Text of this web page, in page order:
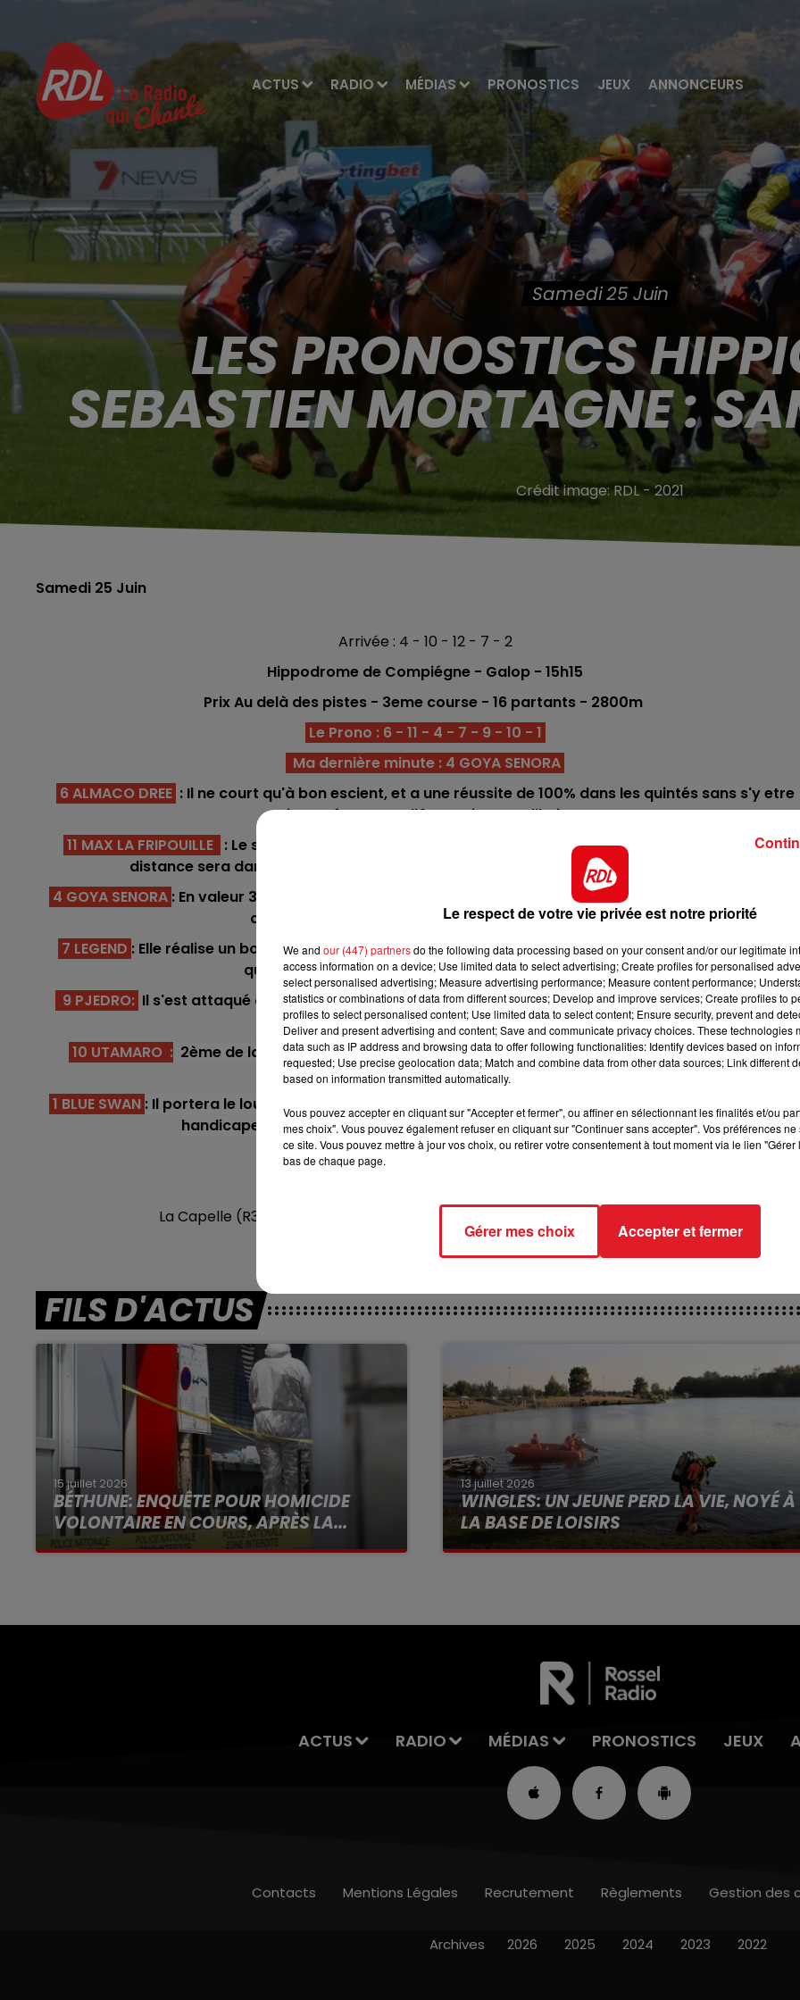
ACTUS RADIO MÉDIAS PRONOSTICS JEUX ANNONCEURS
RDL WEEK-END
10h00 - 12h00
Samedi 25 Juin
LES PRONOSTICS
SEBASTIEN MORTAGNE :
Crédit image:RDL - 2021
Samedi 25 Juin
Arrivée : 4 - 10 - 12 - 7 - 2
Hippodrome de Compiégne - Galop - 15h15
Prix Au delà des pistes - 3eme course -16 partants - 2800m
Le Prono : 6 - 11 - 4 - 7 - 9 - 10 - 1
Ma dernière minute : 4 GOYA SENORA
6 ALMACO DREE : Il ne court qu'à bon escient, et a une réussite de 100% dans les quintés sans s'y etre
imposé. Ca peut l'être aujourourd'hui.
11 MAX LA FRIPOUILLE : Le spécialiste de Compiègne, il a encore à 10 ans de beaux restes. La longue
distance sera dans ses cordes et fait partie des chances régulières de ce quinté.
4 GOYA SENORA : En valeur 37,5, il vient de terminer 4 x de suite à l'arrivée de quinté, encore une fois on
doitcompter avec lui pour les premières places.
7 LEGEND : Elle réalise un bon début de saison, et va apprécier la longue distance. Elle devrait gagner
quelques rangs par rapport à sa dernière course.
9 PJEDRO: Il s'est attaqué au grand handicap de Chantilly, finissant 7éme sur plus court. Dans ce lot
moins relevé, il doit mieux faire
10 UTAMARO : 2ème de la course référence, loin devant Pjedro et Blue Swan, il sera rallongé pour
l'occasion et visera une 5éme place.
1 BLUE SWAN : Il portera le lourd fardeau de 62 kg, et vient par deux fois céder à distance. Néanmoins le
handicapeur a fait un geste en le baissant au poids. Possible reveil
************
La Capelle (R3) : 303 ILLICO DES DOUETS - 401 HELGERES - 613 JULES ET JIM -
FILS D'ACTUS
15 juillet 2026
BÉTHUNE: ENQUÊTE POUR HOMICIDE
VOLONTAIRE EN COURS, APRÈS LA...
Selon les premiers éléments, le logement
13 juillet 2026
WINGLES: UN JEUNE PERD LA VIE, NOYÉ À
LA BASE DE LOISIRS
La victime a coulé à pic
10h00 - 12h00
RDL Weekend
7h00 - 10h00
RDL Week-end
ACTUS RADIO MÉDIAS PRONOSTICS JEUX
Contacts Mentions Légales Recrutement Règlements Gestion des
Archives 2026 2025 2024 2023 2022
Le respect de votre vie privée est notre priorité
We and our (447) partnersdo the following data processing based on your consent and/or our legitimate
access information on a device; Use limited data to select advertising; Create profiles for personalised
select personalised advertising; Measure advertising performance; Measure content performance;
statistics or combinations of data from different sources; Develop and improve services; Create profiles to
profiles to select personalised content; Use limited data to select content; Ensure security, prevent and
Deliver and present advertising and content; Save and communicate privacy choices. These technologies
data such as IP address and browsing data to offer following functionalities: Identify devices based on
requested; Use precise geolocation data; Match and combine data from other data sources; Link different
based on information transmitted automatically.
Vous pouvez accepter en cliquant sur "Accepter et fermer", ou affiner en sélectionnant les finalités et/ou
mes choix". Vous pouvez également refuser en cliquant sur "Continuer sans accepter". Vos préférences
ce site. Vous pouvez mettre à jour vos choix, ou retirer votre consentement à tout moment via le lien
bas de chaque page.
Gérer mes choix Accepter et fermer